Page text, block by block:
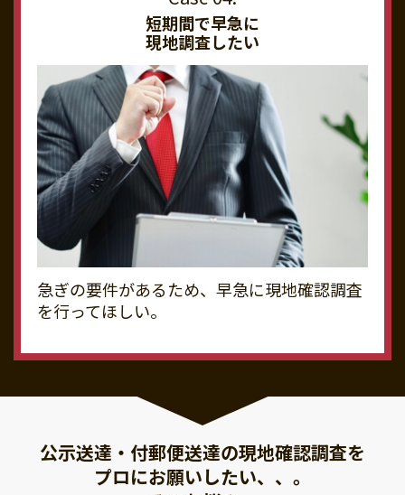
短期間で早急に
現地調査したい
急ぎの要件があるため、早急に現地確認調査
を行ってほしい。
公示送達・付郵便送達の現地確認調査を
プロにお願いしたい、、。